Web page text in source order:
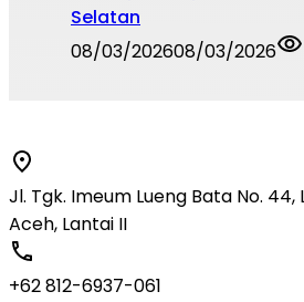
Selatan
08/03/202608/03/2026
Jl. Tgk. Imeum Lueng Bata No.
Aceh, Lantai II
+62 812-6937-061